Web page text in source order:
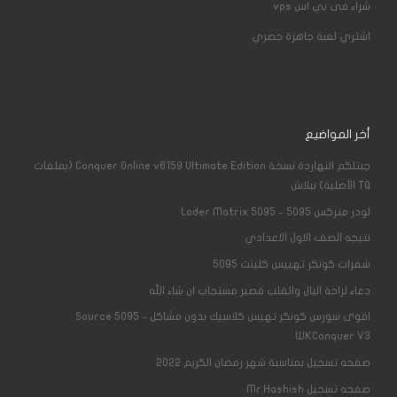
شراء فى بي اس vps
اشتري لعبة جاهزة حصري
أخر المواضيع
جبتلكم النهاردة نسخة Conquer Online v6159 Ultimate Edition (بملفات
TQ الأصلية) ببلاش
لودر متركس 5095 – Loder Matrix 5095
نتيجه الصف الاول الاعدادي
شفرات كونكر تهييس كلينت 5095
دعاء لراحة البال والقلب قصير مستجاب ان شاء الله
اقوى سورس كونكر تهيس كلاسيك بدون مشاكل – Source 5095
WKConquer V3
صفحه تسجيل بمناسبة شهر رمضان الكريم 2022
صفحه تسجيل Mr.Hashish